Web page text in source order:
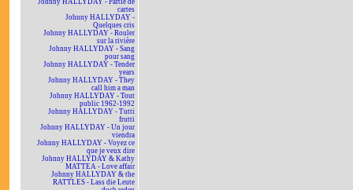
Johnny HALLYDAY - Partie de
cartes
Johnny HALLYDAY -
Quelques cris
Johnny HALLYDAY - Rouler
sur la rivière
Johnny HALLYDAY - Sang
pour sang
Johnny HALLYDAY - Tender
years
Johnny HALLYDAY - They
call him a man
Johnny HALLYDAY - Tout
public 1962-1992
Johnny HALLYDAY - Tutti
frutti
Johnny HALLYDAY - Un jour
viendra
Johnny HALLYDAY - Voyez ce
que je veux dire
Johnny HALLYDAY & Kathy
MATTEA - Love affair
Johnny HALLYDAY & the
RATTLES - Lass die Leute